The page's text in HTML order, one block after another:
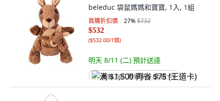
beleduc 袋鼠媽媽和寶寶, 1入, 1組
首購折扣價 27%$732
$532
($532.00/1個)
明天 8/11 (二) 預計送達
满 $1,500 再省 $75 (王道卡)